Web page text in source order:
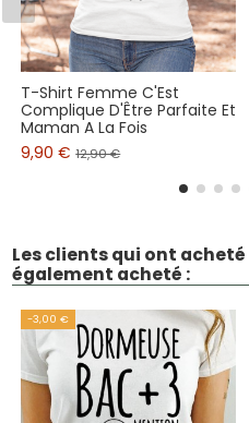
T-Shirt Femme C'Est
Complique D'Être Parfaite Et
Maman A La Fois
9,90 €12,90 €
Les clients qui ont
également acheté :
-3,00 €